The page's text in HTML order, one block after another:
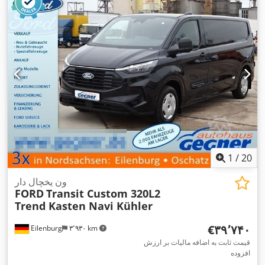
بخاری پارکینگ, برنامه پایداری الکترونیکی (ESP), تهویه مطبوع,
سیستم ناوبری, فیلتر دوده, قفل مرکزی,
1 /20
Eilenburg ۳٬۹۳۰ km
ون یخچال دار
FORDTransit Custom 320L2
Trend Kasten Navi Kühler
‎€۳۹٬۷۴۰
قیمت ثابت به اضافه مالیات بر ارزش
افزوده